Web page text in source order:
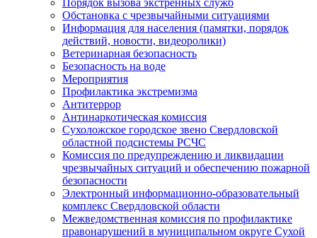
Порядок вызова экстренных служб
Обстановка с чрезвычайными ситуациями
Информация для населения (памятки, порядок
действий, новости, видеоролики)
Ветеринарная безопасность
Безопасность на воде
Мероприятия
Профилактика экстремизма
Антитеррор
Антинаркотическая комиссия
Сухоложское городское звено Свердловской
областной подсистемы РСЧС
Комиссия по предупреждению и ликвидации
чрезвычайных ситуаций и обеспечению пожарной
безопасности
Электронный информационно-образовательный
комплекс Cвердловской области
Межведомственная комиссия по профилактике
правонарушений в муниципальном округе Сухой